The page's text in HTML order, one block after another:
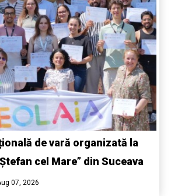
de vară organizată la
cel Mare” din Suceava
07, 2026